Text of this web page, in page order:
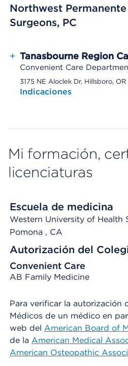
Northwest
Surgeons, PC
+ Tanasbourne Region
Convenient Care
3175 NE Aloclek Dr, Hillsboro, OR
Indicaciones
Mi formación,
licenciaturas
Escuela de medicina
Western University of Health
Pomona , CA
Autorización del
Convenient Care
AB Family Medicine
Para verificar la autorización
Médicos de un médico en
web del American Board of
de la American Medical
American Osteopathic